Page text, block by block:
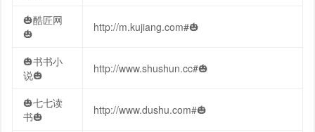
🎃酷匠网
🎃
http://m.kujiang.com#🎃
🎃书书小
说🎃
http://www.shushun.cc#🎃
🎃七七读
书🎃
http://www.dushu.com#🎃